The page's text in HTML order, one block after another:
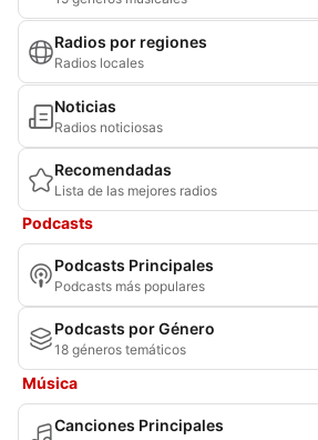
Radios por regiones
Radios locales
Noticias
Radios noticiosas
Recomendadas
Lista de las mejores radios
Podcasts
Podcasts Principales
Podcasts más populares
Podcasts por Género
18 géneros temáticos
Música
Canciones Principales